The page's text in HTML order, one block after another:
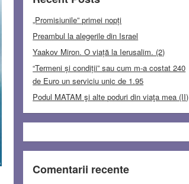
„Promisiunile” primei nopți
Preambul la alegerile din Israel
Yaakov Miron. O viață la Ierusalim. (2)
“Termeni și condiții” sau cum m-a costat 240
de Euro un serviciu unic de 1.95
Podul MATAM şi alte poduri din viaţa mea (II)
Comentarii recente